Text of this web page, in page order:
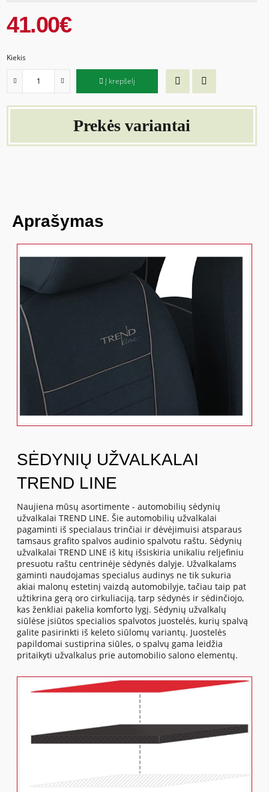
41.00€
Kiekis
Į krepšelį
Prekės variantai
Aprašymas
SĖDYNIŲ UŽVALKALAI
TREND LINE
Naujiena mūsų asortimente - automobilių sėdynių
užvalkalai TREND LINE. Šie automobilių užvalkalai
pagaminti iš specialaus trinčiai ir dėvėjimuisi atsparaus
tamsaus grafito spalvos audinio spalvotu raštu. Sėdynių
užvalkalai TREND LINE iš kitų išsiskiria unikaliu reljefiniu
presuotu raštu centrinėje sėdynės dalyje. Užvalkalams
gaminti naudojamas specialus audinys ne tik sukuria
akiai malonų estetinį vaizdą automobilyje, tačiau taip pat
užtikrina gerą oro cirkuliaciją, tarp sėdynės ir sėdinčiojo,
kas ženkliai pakelia komforto lygį. Sėdynių užvalkalų
siūlėse įsiūtos specialios spalvotos juostelės, kurių spalvą
galite pasirinkti iš keleto siūlomų variantų. Juostelės
papildomai sustiprina siūles, o spalvų gama leidžia
pritaikyti užvalkalus prie automobilio salono elementų.